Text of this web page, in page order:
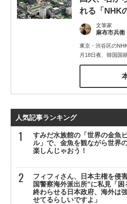
れる「NHK
文筆家
麻布市兵衛
東京・渋谷区の
月18日夜、韓国国
人気記事ランキング
すみだ水族館の「世界の金魚
ル」で、金魚を観ながら世界
楽しんじゃおう！
フィフィさん、日本主権を侵
国警察海外派出所”に私見「困
終わらせる日本政府、海外は
せてるらしいですよ」